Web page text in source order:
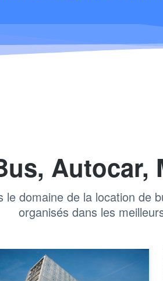
Autocar,
le domaine de la location
organisés dans les